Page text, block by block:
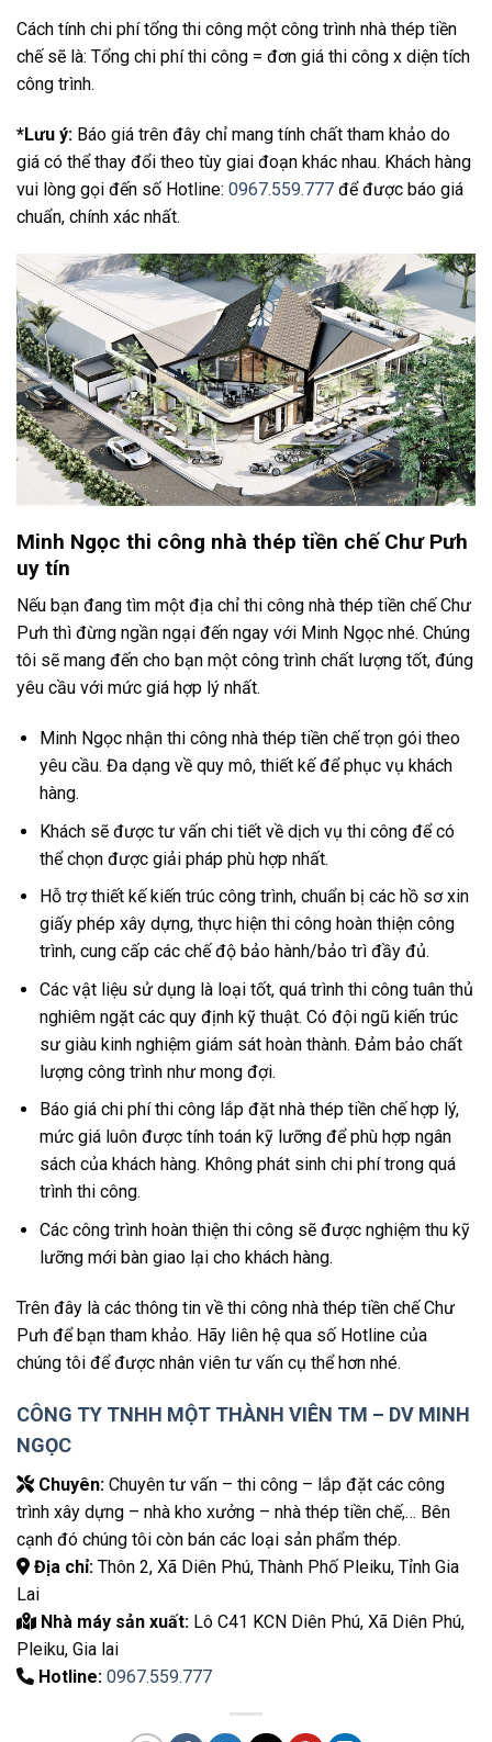
Cách tính chi phí tổng thi công một công trình nhà thép tiền
chế sẽ là: Tổng chi phí thi công = đơn giá thi công x diện tích
công trình.
*Lưu ý: Báo giá trên đây chỉ mang tính chất tham khảo do
giá có thể thay đổi theo tùy giai đoạn khác nhau. Khách hàng
vui lòng gọi đến số Hotline: 0967.559.777 để được báo giá
chuẩn, chính xác nhất.
Minh Ngọc thi công nhà thép tiền chế Chư Pưh
uy tín
Nếu bạn đang tìm một địa chỉ thi công nhà thép tiền chế Chư
Pưh thì đừng ngần ngại đến ngay với Minh Ngọc nhé. Chúng
tôi sẽ mang đến cho bạn một công trình chất lượng tốt, đúng
yêu cầu với mức giá hợp lý nhất.
Minh Ngọc nhận thi công nhà thép tiền chế trọn gói theo
yêu cầu. Đa dạng về quy mô, thiết kế để phục vụ khách
hàng.
Khách sẽ được tư vấn chi tiết về dịch vụ thi công để có
thể chọn được giải pháp phù hợp nhất.
Hỗ trợ thiết kế kiến trúc công trình, chuẩn bị các hồ sơ xin
giấy phép xây dựng, thực hiện thi công hoàn thiện công
trình, cung cấp các chế độ bảo hành/bảo trì đầy đủ.
Các vật liệu sử dụng là loại tốt, quá trình thi công tuân thủ
nghiêm ngặt các quy định kỹ thuật. Có đội ngũ kiến trúc
sư giàu kinh nghiệm giám sát hoàn thành. Đảm bảo chất
lượng công trình như mong đợi.
Báo giá chi phí thi công lắp đặt nhà thép tiền chế hợp lý,
mức giá luôn được tính toán kỹ lưỡng để phù hợp ngân
sách của khách hàng. Không phát sinh chi phí trong quá
trình thi công.
Các công trình hoàn thiện thi công sẽ được nghiệm thu kỹ
lưỡng mới bàn giao lại cho khách hàng.
Trên đây là các thông tin về thi công nhà thép tiền chế Chư
Pưh để bạn tham khảo. Hãy liên hệ qua số Hotline của
chúng tôi để được nhân viên tư vấn cụ thể hơn nhé.
CÔNG TY TNHH MỘT THÀNH VIÊN TM – DV MINH
NGỌC
Chuyên: Chuyên tư vấn – thi công – lắp đặt các công
trình xây dựng – nhà kho xưởng – nhà thép tiền chế,… Bên
cạnh đó chúng tôi còn bán các loại sản phẩm thép.
Địa chỉ: Thôn 2, Xã Diên Phú, Thành Phố Pleiku, Tỉnh Gia
Lai
Nhà máy sản xuất: Lô C41 KCN Diên Phú, Xã Diên Phú,
Pleiku, Gia lai
Hotline: 0967.559.777